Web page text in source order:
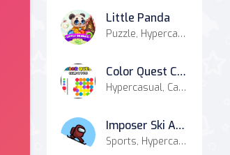
Little Panda
Puzzle, Hypercasual
Color Quest Colors Game
Hypercasual, Casual
Imposer Ski Adventure
Sports, Hypercasual